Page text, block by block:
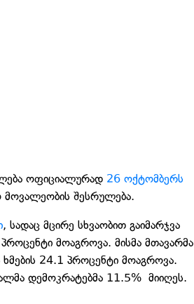
ოფიციალურად 26 ოქტომბერს
მოვალეობის შესრულება.
, სადაც მცირე სხვაობით გაიმარჯვა
მოაგროვა. მისმა მთავარმა
24.1 პროცენტი მოაგროვა.
დემოკრატებმა 11.5% მიიღეს.